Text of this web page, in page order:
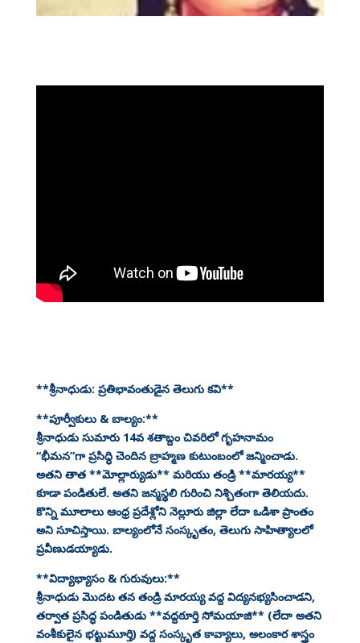
**శ్రీనాధుడు: ప్రతిభావంతుడైన తెలుగు కవి**
**పూర్వీకులు & బాల్యం:**
శ్రీనాధుడు సుమారు 14వ శతాబ్దం చివరిలో గృహనామం
“భీమన”గా ప్రసిద్ధి చెందిన బ్రాహ్మణ కుటుంబంలో జన్మించాడు.
అతని తాత **మోల్లార్యుడు** మరియు తండ్రి **మారయ్య**
కూడా పండితులే. అతని జన్మస్థలి గురించి నిశ్చితంగా తెలియదు.
కొన్ని మూలాలు ఆంధ్ర ప్రదేశ్లోని నెల్లూరు జిల్లా లేదా ఒడిశా ప్రాంతం
అని సూచిస్తాయి. బాల్యంలోనే సంస్కృతం, తెలుగు సాహిత్యాలలో
ప్రవీణుడయ్యాడు.
**విద్యాభ్యాసం & గురువులు:**
శ్రీనాధుడు మొదట తన తండ్రి మారయ్య వద్ద విద్యనభ్యసించాడని,
తర్వాత ప్రసిద్ధ పండితుడు **వద్దఠూర్తి సోమయాజి** (లేదా అతని
వంశీకులైన భట్టుమూర్తి) వద్ద సంస్కృత కావ్యాలు, అలంకార శాస్త్రం